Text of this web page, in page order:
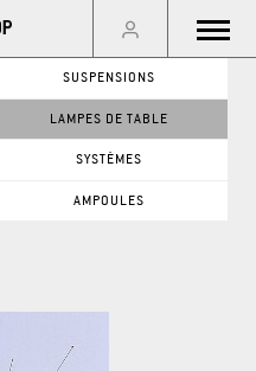
Menu
PIÈCES DÉTACHÉES
SUSPENSIONS
LAMPES DE TABLE
SYSTÈMES
AMPOULES